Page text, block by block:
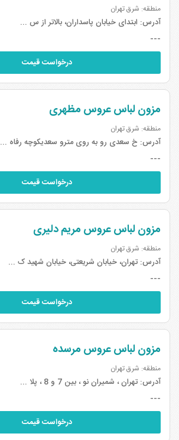
منطقه: شرق تهران
آدرس: ابتدای خیابان پاسداران، بالاتر از س ...
---
درخواست قیمت
مزون لباس عروس مظهری
منطقه: شرق تهران
آدرس: خ سعدی رو به روی مترو سعدیکوچه رفاه ...
---
درخواست قیمت
مزون لباس عروس مریم دلیری
منطقه: شرق تهران
آدرس: تهران، خیابان شریعتی، خیابان شهید ک ...
---
درخواست قیمت
مزون لباس عروس مرسده
منطقه: شرق تهران
آدرس: تهران ، شمیران نو ، بین 7 و 8 ، پلا ...
---
درخواست قیمت